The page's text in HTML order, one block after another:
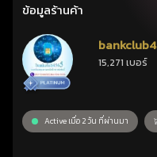
ข้อมูลร้านค้า
15,271 เบอร์
Active เมื่อ 2 วัน ที่ผ่านมา